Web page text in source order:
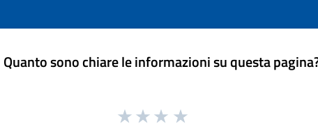
Quanto sono chiare le informazioni su questa